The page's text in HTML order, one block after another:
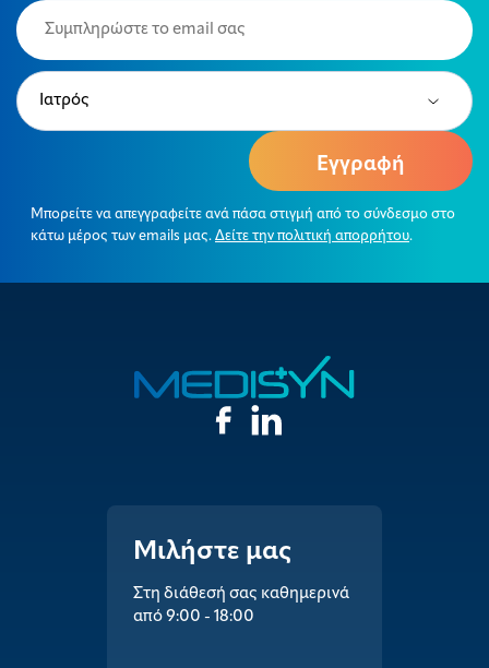
Email
(Required)
Type
(Required)
Μπορείτε να απεγγραφείτε ανά πάσα στιγμή από το σύνδεσμο στο
κάτω μέρος των emails μας. Δείτε την πολιτική απορρήτου.
Μιλήστε μας
Στη διάθεσή σας καθημερινά
από 9:00 - 18:00